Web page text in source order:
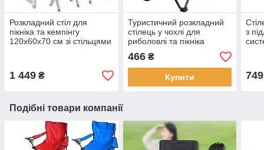
Розкладний стіл для
пікніка та кемпінгу
120х60х70 см зі стільцями
1 449 ₴
Туристичний розкладний
стілець у чохлі для
риболовлі та пікніка
466₴
Купити
з
749
Подібні товари компанії